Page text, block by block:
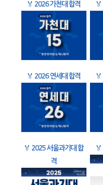
🏅 2026 가천대 합격 🏅
🏅 2026 연세대 합격 🏅
🏅 2025 서울과기대 합
격
🏅